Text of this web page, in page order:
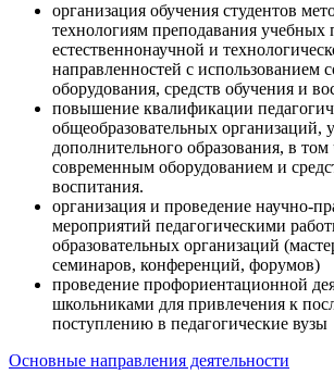
организация обучения студентов
технологиям преподавания учебных
естественнонаучной и
направленностей с использованием
оборудования, средств обучения и
повышение квалификации
общеобразовательных организаций,
дополнительного образования, в
современным оборудованием и
воспитания.
организация и проведение научно-
мероприятий педагогическими
образовательных организаций
семинаров, конференций, форумов)
проведение профориентационной
школьниками для привлечения к
поступлению в педагогические вузы
Основные направления деятельности